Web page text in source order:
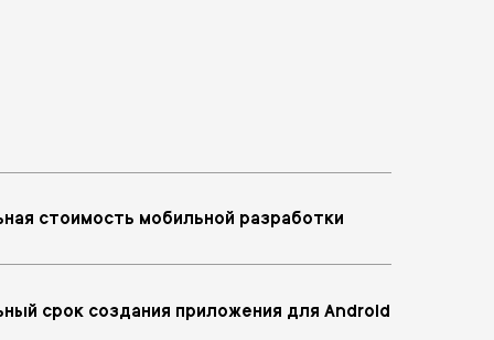
стоимость мобильной разработки
срок создания приложения для Android